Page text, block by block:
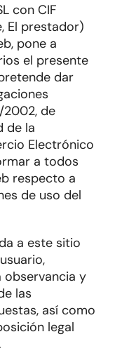
con CIF
El prestador)
pone a
el presente
dar
2002, de
de la
Electrónico
a todos
respecto a
de uso del
a este sitio
y
las
así como
legal